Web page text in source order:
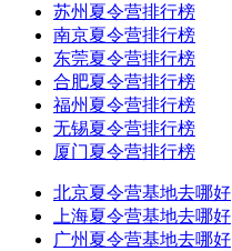
苏州夏令营排行榜
南京夏令营排行榜
东莞夏令营排行榜
合肥夏令营排行榜
福州夏令营排行榜
无锡夏令营排行榜
厦门夏令营排行榜
北京夏令营基地去哪好
上海夏令营基地去哪好
广州夏令营基地去哪好